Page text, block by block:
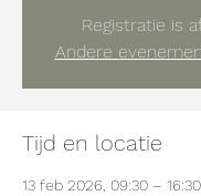
Registratie is
Andere
Tijd en locatie
13 feb 2026, 09:30 – 16:30